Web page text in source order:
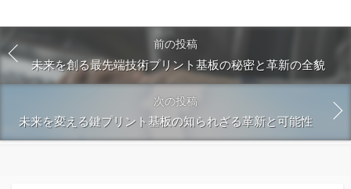
前の投稿
未来を創る最先端技術プリント基板の秘密と革新の全貌
次の投稿
未来を変える鍵プリント基板の知られざる革新と可能性